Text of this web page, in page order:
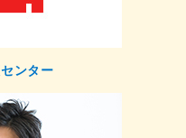
ンター